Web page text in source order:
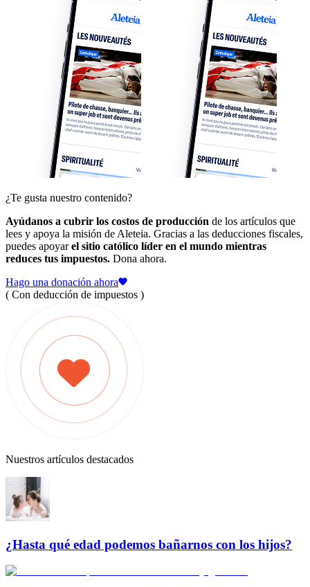
¿Te gusta nuestro contenido?
Ayúdanos a cubrir los costos de producción de los artículos que
lees y apoya la misión de Aleteia. Gracias a las deducciones fiscales,
puedes apoyarel sitio católico líder en el mundo mientras
reduces tus impuestos. Dona ahora.
Hago una donación ahora
( Con deducción de impuestos )
Nuestros artículos destacados
¿Hasta qué edad podemos bañarnos con los hijos?